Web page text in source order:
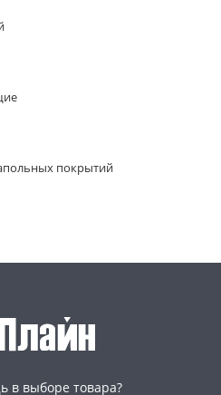
покрытий
в выборе товара?